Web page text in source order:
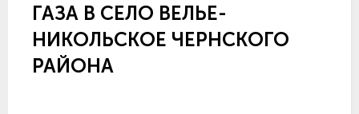
ГАЗА В СЕЛО ВЕЛЬЕ-
НИКОЛЬСКОЕ ЧЕРНСКОГО
РАЙОНА